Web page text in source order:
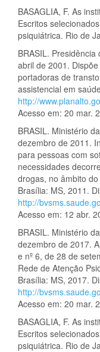
BASAGLIA, F. As
Escritos
psiquiátrica. Rio de
BRASIL.
abril de 2001.
portadoras de
assistencial em
http://
Acesso em: 20 mar.
BRASIL. Ministério
dezembro de 2011.
para pessoas com
necessidades
drogas, no âmbito
Brasília: MS, 2011.
http://
Acesso em: 12 abr.
BRASIL. Ministério
dezembro de 2017.
e nº 6, de 28 de
Rede de Atenção
Brasília: MS, 2017.
http://
Acesso em: 20 mar.
BASAGLIA, F. As
Escritos
psiquiátrica. Rio de